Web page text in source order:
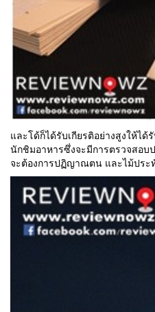
และโด้ก็ได้รับเกียรติอย่างสูงให้ไ
นักชิมอาหารซึ่งจะมีการตรวจสอบ
จะต้องการปฏิญาณตน และไม้ประ